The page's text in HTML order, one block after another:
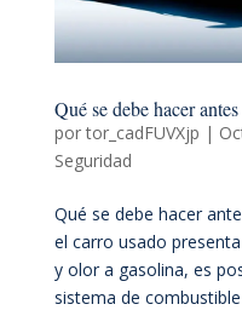
Qué se debe hacer
portor_cadFUVXjp |
Seguridad
Qué se debe hacer
el carro usado
y olor a gasolina, es
sistema de